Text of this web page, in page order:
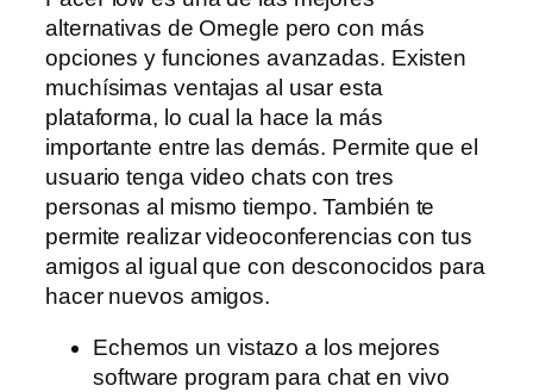
alternativas de Omegle pero con más
opciones y funciones avanzadas. Existen
muchísimas ventajas al usar esta
plataforma, lo cual la hace la más
importante entre las demás. Permite que el
usuario tenga video chats con tres
personas al mismo tiempo. También te
permite realizar videoconferencias con tus
amigos al igual que con desconocidos para
hacer nuevos amigos.
Echemos un vistazo a los mejores
software program para chat en vivo